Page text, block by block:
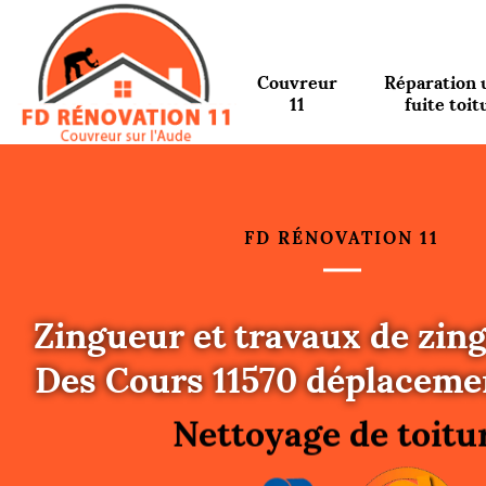
Couvreur
11
Réparation
fuite
FD RÉNOVATION 11
Zingueur et travaux de
Des Cours 11570
Urgence fuite
Changement de
Nettoyage de